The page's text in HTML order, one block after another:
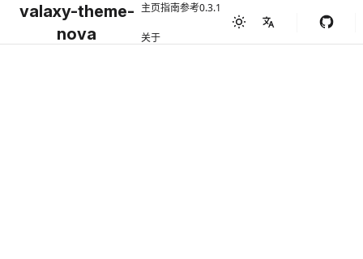
valaxy-theme-
nova
主页指南参考0.3.1
关于